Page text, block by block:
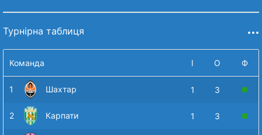
Турнірна таблиця
Команда І О Ф
1 Шахтар 1 3
2 Карпати 1 3